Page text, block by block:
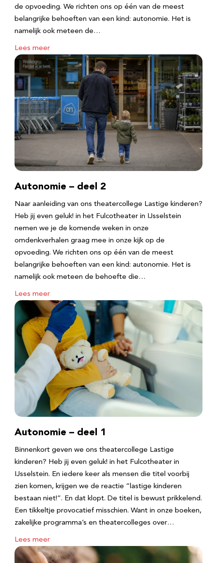
de opvoeding. We richten ons op één van de meest
belangrijke behoeften van een kind: autonomie. Het is
namelijk ook meteen de…
Lees meer
Autonomie – deel 2
Naar aanleiding van ons theatercollege Lastige kinderen?
Heb jij even geluk! in het Fulcotheater in IJsselstein
nemen we je de komende weken in onze
omdenkverhalen graag mee in onze kijk op de
opvoeding. We richten ons op één van de meest
belangrijke behoeften van een kind: autonomie. Het is
namelijk ook meteen de behoefte die…
Lees meer
Autonomie – deel 1
Binnenkort geven we ons theatercollege Lastige
kinderen? Heb jij even geluk! in het Fulcotheater in
IJsselstein. En iedere keer als mensen die titel voorbij
zien komen, krijgen we de reactie “lastige kinderen
bestaan niet!”. En dat klopt. De titel is bewust prikkelend.
Een tikkeltje provocatief misschien. Want in onze boeken,
zakelijke programma’s en theatercolleges over…
Lees meer